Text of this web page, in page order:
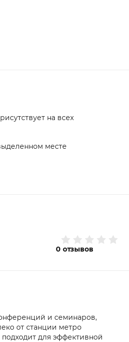
на всех
месте
0 отзывов
и семинаров,
от станции метро
для эффективной